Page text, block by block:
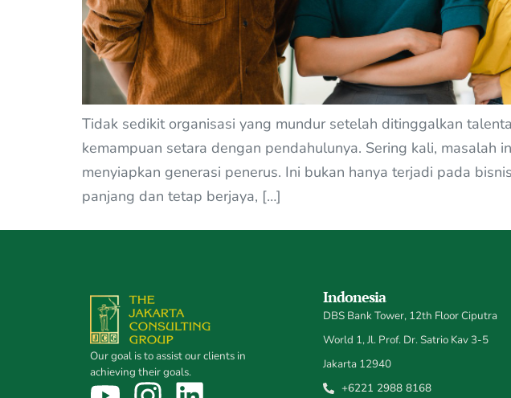
Tidak sedikit organisasi yang mundur setelah ditinggalkan
kemampuan setara dengan pendahulunya. Sering kali,
menyiapkan generasi penerus. Ini bukan hanya terjadi pada
panjang dan tetap berjaya, […]
Our goal is to assist our clients in
achieving their goals.
Indonesia
DBS Bank Tower, 12th Floor Ciputra
World 1, Jl. Prof. Dr. Satrio Kav 3-5
Jakarta 12940
+6221 2988 8168